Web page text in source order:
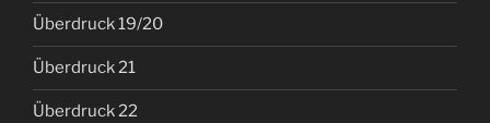
Überdruck 19/20
Überdruck 21
Überdruck 22